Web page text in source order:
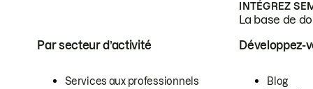
INTÉGREZ
La base de
Par secteur d’activité
Services aux professionnels
Développez-
Blog